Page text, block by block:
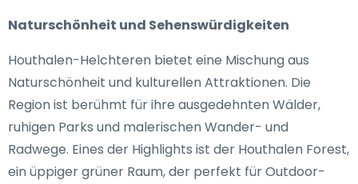
Naturschönheit und Sehenswürdigkeiten
Houthalen-Helchteren bietet eine Mischung aus
Naturschönheit und kulturellen Attraktionen. Die
Region ist berühmt für ihre ausgedehnten Wälder,
ruhigen Parks und malerischen Wander- und
Radwege. Eines der Highlights ist der Houthalen Forest,
ein üppiger grüner Raum, der perfekt für Outdoor-